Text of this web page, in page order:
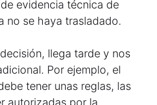
evidencia técnica de
no se haya trasladado.
llega tarde y nos
Por ejemplo, el
tener unas reglas, las
autorizadas por la